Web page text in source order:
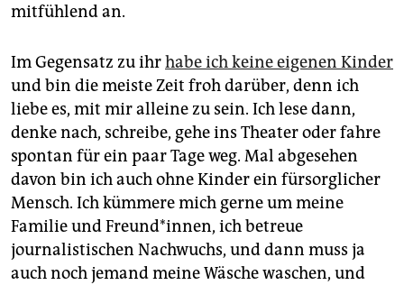
mitfühlend an.
Im Gegensatz zu ihrhabe ich keine eigenen Kinder
und bin die meiste Zeit froh darüber, denn ich
liebe es, mit mir alleine zu sein. Ich lese dann,
denke nach, schreibe, gehe ins Theater oder fahre
spontan für ein paar Tage weg. Mal abgesehen
davon bin ich auch ohne Kinder ein fürsorglicher
Mensch. Ich kümmere mich gerne um meine
Familie und Freund*innen, ich betreue
journalistischen Nachwuchs, und dann muss ja
auch noch jemand meine Wäsche waschen, und